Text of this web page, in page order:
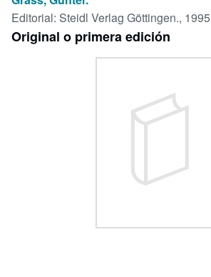
Búsqueda avanzada
Colecciones
CERRAR
Editorial: Steidl Verlag Göttingen., 1995
Original o primera edición